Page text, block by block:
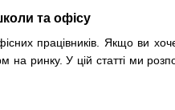
та офісу
працівників. Якщо ви
на ринку. У цій статті ми